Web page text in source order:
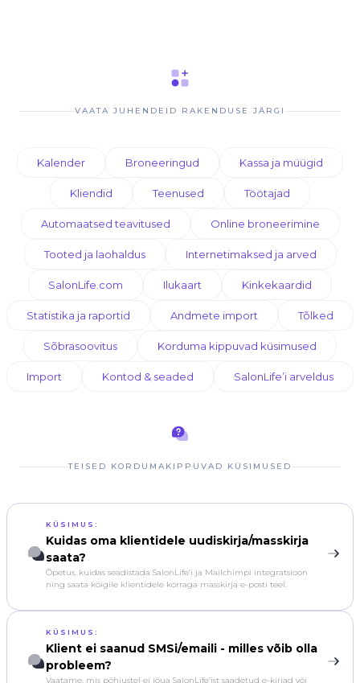
VAATA JUHENDEID RAKENDUSE JÄRGI
Kalender Broneeringud Kassa ja müügid
Kliendid Teenused Töötajad
Automaatsed teavitused Online broneerimine
Tooted ja laohaldus Internetimaksed ja arved
SalonLife.com Ilukaart Kinkekaardid
Statistika ja raportid Andmete import Tõlked
Sõbrasoovitus Korduma kippuvad küsimused
Import Kontod & seaded SalonLife’i arveldus
TEISED KORDUMAKIPPUVAD KÜSIMUSED
KÜSIMUS:
Kuidas oma klientidele uudiskirja/masskirja
saata?
Õpetus, kuidas seadistada SalonLife’i ja Mailchimpi integratsioon
ning saata kõigile klientidele korraga masskirja e-posti teel.
KÜSIMUS:
Klient ei saanud SMSi/emaili - milles võib olla
probleem?
Vaatame, mis põhjustel ei jõua SalonLife’ist saadetud e-kirjad või